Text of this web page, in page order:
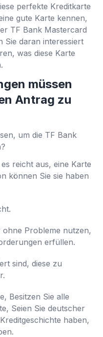
perfekte Kreditkarte
gute Karte kennen,
TF Bank Mastercard
Sie daran interessiert
was diese Karte
müssen
Antrag zu
um die TF Bank
reicht aus, eine Karte
können Sie sie haben
Probleme nutzen,
erfüllen.
sind, diese zu
Besitzen Sie alle
Seien Sie deutscher
haben,